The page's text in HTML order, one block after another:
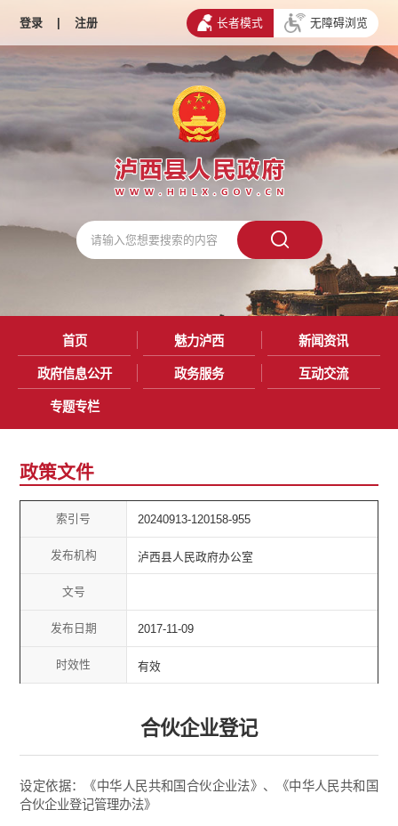
登录 | 注册 长者模式 无障碍浏览
首页 魅力泸西 新闻资讯
政府信息公开 政务服务 互动交流
专题专栏
政策文件
索引号 20240913-120158-955
发布机构 泸西县人民政府办公室
文号
发布日期 2017-11-09
时效性 有效
合伙企业登记
设定依据：《中华人民共和国合伙企业法》、《中华人民共和国
合伙企业登记管理办法》